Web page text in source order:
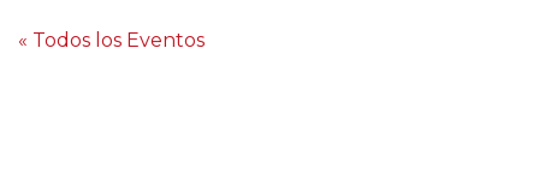
« Todos los Eventos